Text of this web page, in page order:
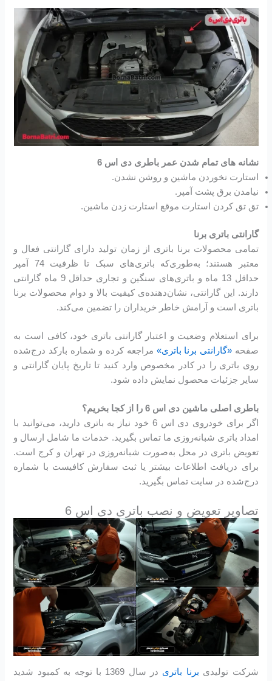
نشانه های تمام شدن عمر باطری دی اس 6
استارت نخوردن ماشین و روشن نشدن.
نیامدن برق پشت آمپر.
تق تق کردن استارت موقع استارت زدن ماشین.
گارانتی باتری برنا
تمامی محصولات برنا باتری از زمان تولید دارای گارانتی فعال و
معتبر هستند؛ به‌طوری‌که باتری‌های سبک تا ظرفیت 74 آمپر
حداقل 13 ماه و باتری‌های سنگین و تجاری حداقل 9 ماه گارانتی
دارند. این گارانتی، نشان‌دهنده‌ی کیفیت بالا و دوام محصولات برنا
باتری است و آرامش خاطر خریداران را تضمین می‌کند.
برای استعلام وضعیت و اعتبار گارانتی باتری خود، کافی است به
صفحه«گارانتی برنا باتری» مراجعه کرده و شماره بارکد درج‌شده
روی باتری را در کادر مخصوص وارد کنید تا تاریخ پایان گارانتی و
سایر جزئیات محصول نمایش داده شود.
باطری اصلی ماشین دی اس 6 را از کجا بخریم؟
اگر برای خودروی دی اس 6 خود نیاز به باتری دارید، می‌توانید با
امداد باتری شبانه‌روزی ما تماس بگیرید. خدمات ما شامل ارسال و
تعویض باتری در محل به‌صورت شبانه‌روزی در تهران و کرج است.
برای دریافت اطلاعات بیشتر یا ثبت سفارش کافیست با شماره
درج‌شده در سایت تماس بگیرید.
تصاویر تعویض و نصب باتری دی اس 6
شرکت تولیدی برنا باتری
در سال 1369 با توجه به كمبود شديد